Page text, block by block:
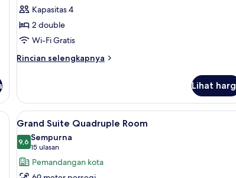
Kapasitas 4
2 double
Wi-Fi Gratis
Rincian selengkapnya
Rincian
Suite
Lihat
minibar, brankas, dan meja kerja
Lihat
semua
foto
untuk
Grand
Grand Suite Quadruple
6
Grand Suite Quadruple Room
9,69,6 dari 10
Sempurna
15 ulasan
(15
ulasan)
Pemandangan kota